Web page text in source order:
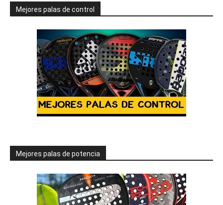
Mejores palas de control
Mejores palas de potencia